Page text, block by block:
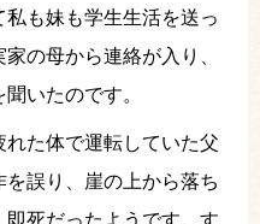
も妹も学生生活を送っ
の母から連絡が入り、
いたのです。
た体で運転していた父
誤り、崖の上から落ち
死だったようです。す